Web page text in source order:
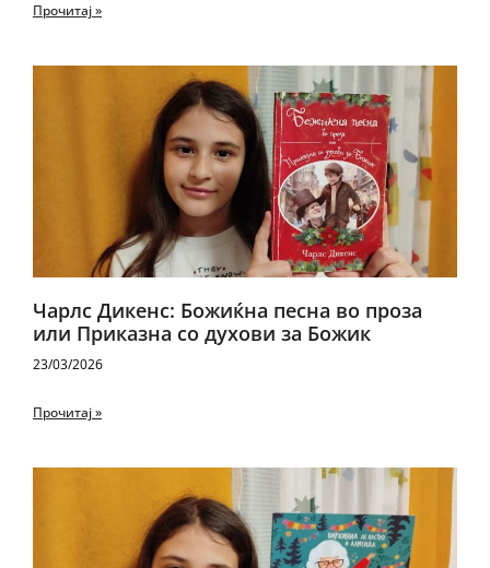
Прочитај »
Чарлс Дикенс: Божиќна песна во проза
или Приказна со духови за Божик
23/03/2026
Прочитај »